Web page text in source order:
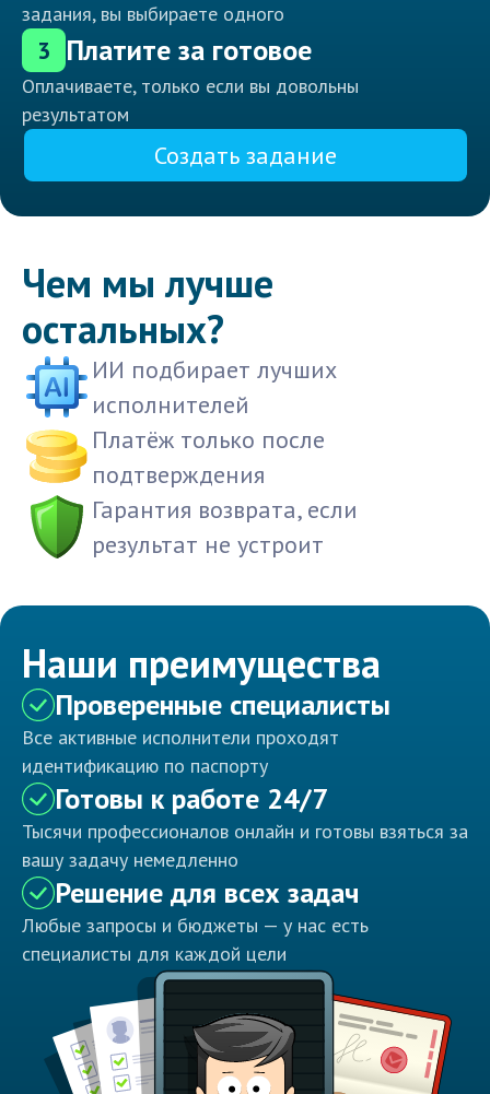
задания, вы выбираете одного
3 Платите за готовое
Оплачиваете, только если вы довольны
результатом
Создать задание
Чем мы лучше
остальных?
ИИ подбирает лучших
исполнителей
Платёж только после
подтверждения
Гарантия возврата, если
результат не устроит
Наши преимущества
Проверенные специалисты
Все активные исполнители проходят
идентификацию по паспорту
Готовы к работе 24/7
Тысячи профессионалов онлайн и готовы взяться за
вашу задачу немедленно
Решение для всех задач
Любые запросы и бюджеты — у нас есть
специалисты для каждой цели